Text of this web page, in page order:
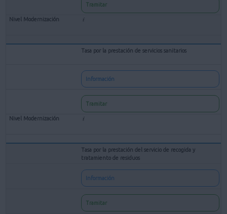
Tramitar
Tasa por la prestación de servicios sanitarios
Información
Tramitar
Tasa por la prestación del servicio de recogida y
tratamiento de residuos
Información
Tramitar